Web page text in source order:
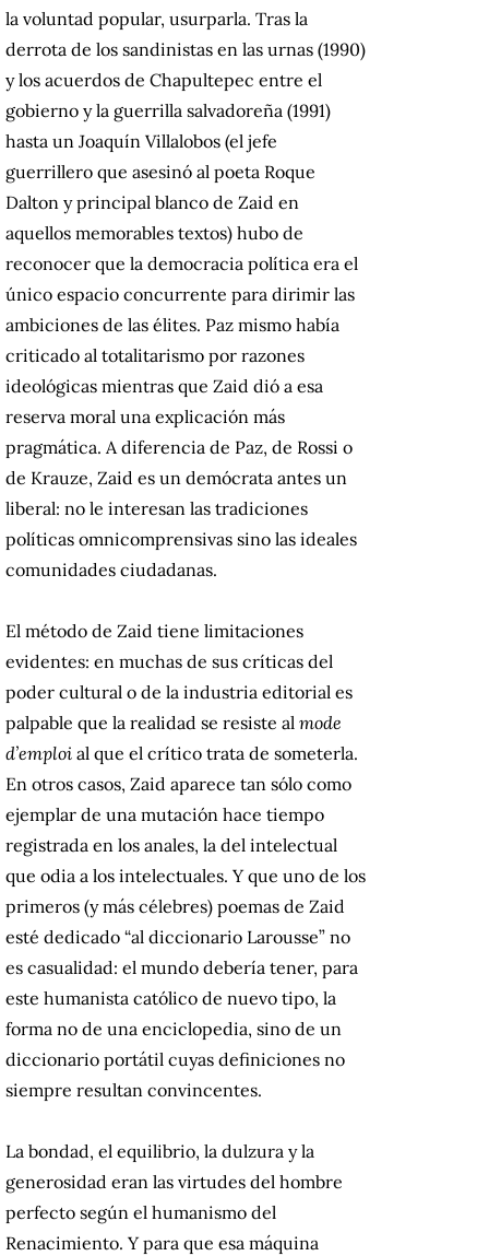
la voluntad popular, usurparla. Tras la
derrota de los sandinistas en las urnas (1990)
y los acuerdos de Chapultepec entre el
gobierno y la guerrilla salvadoreña (1991)
hasta un Joaquín Villalobos (el jefe
guerrillero que asesinó al poeta Roque
Dalton y principal blanco de Zaid en
aquellos memorables textos) hubo de
reconocer que la democracia política era el
único espacio concurrente para dirimir las
ambiciones de las élites. Paz mismo había
criticado al totalitarismo por razones
ideológicas mientras que Zaid dió a esa
reserva moral una explicación más
pragmática. A diferencia de Paz, de Rossi o
de Krauze, Zaid es un demócrata antes un
liberal: no le interesan las tradiciones
políticas omnicomprensivas sino las ideales
comunidades ciudadanas.
El método de Zaid tiene limitaciones
evidentes: en muchas de sus críticas del
poder cultural o de la industria editorial es
palpable que la realidad se resiste al mode
d’emploi al que el crítico trata de someterla.
En otros casos, Zaid aparece tan sólo como
ejemplar de una mutación hace tiempo
registrada en los anales, la del intelectual
que odia a los intelectuales. Y que uno de los
primeros (y más célebres) poemas de Zaid
esté dedicado “al diccionario Larousse” no
es casualidad: el mundo debería tener, para
este humanista católico de nuevo tipo, la
forma no de una enciclopedia, sino de un
diccionario portátil cuyas definiciones no
siempre resultan convincentes.
La bondad, el equilibrio, la dulzura y la
generosidad eran las virtudes del hombre
perfecto según el humanismo del
Renacimiento. Y para que esa máquina